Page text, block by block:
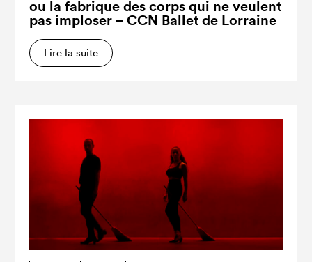
ou la fabrique des corps qui ne veulent
pas imploser – CCN Ballet de Lorraine
Lire la suite